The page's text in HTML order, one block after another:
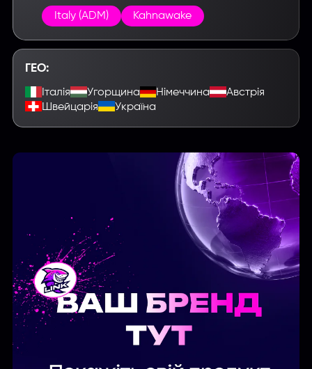
Italy (ADM) Kahnawake
ГЕО:
Італія Угорщина Німеччина
Австрія
Швейцарія
Україна